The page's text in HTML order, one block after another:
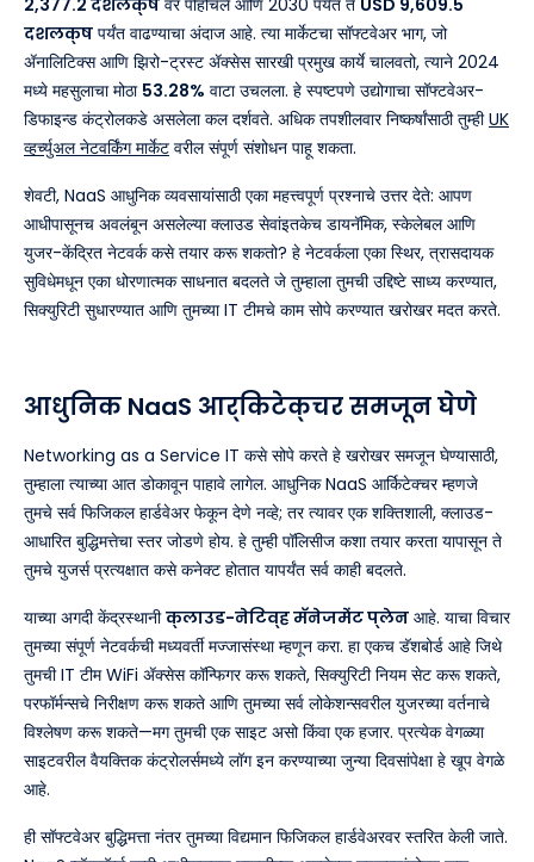
दशलक्ष पर्यंत वाढण्याचा अंदाज आहे. त्या मार्केटचा सॉफ्टवेअर भाग, जो
ॲनालिटिक्स आणि झिरो-ट्रस्ट ॲक्सेस सारखी प्रमुख कार्ये चालवतो, त्याने 2024
मध्ये महसुलाचा मोठा 53.28% वाटा उचलला. हे स्पष्टपणे उद्योगाचा सॉफ्टवेअर-
डिफाइन्ड कंट्रोलकडे असलेला कल दर्शवते. अधिक तपशीलवार निष्कर्षांसाठी तुम्हीUK
व्हर्च्युअल नेटवर्किंग मार्केट वरील संपूर्ण संशोधन पाहू शकता.
शेवटी, NaaS आधुनिक व्यवसायांसाठी एका महत्त्वपूर्ण प्रश्नाचे उत्तर देते: आपण
आधीपासूनच अवलंबून असलेल्या क्लाउड सेवांइतकेच डायनॅमिक, स्केलेबल आणि
युजर-केंद्रित नेटवर्क कसे तयार करू शकतो? हे नेटवर्कला एका स्थिर, त्रासदायक
सुविधेमधून एका धोरणात्मक साधनात बदलते जे तुम्हाला तुमची उद्दिष्टे साध्य करण्यात,
सिक्युरिटी सुधारण्यात आणि तुमच्या IT टीमचे काम सोपे करण्यात खरोखर मदत करते.
आधुनिक NaaS आर्किटेक्चर समजून घेणे
Networking as a Service IT कसे सोपे करते हे खरोखर समजून घेण्यासाठी,
तुम्हाला त्याच्या आत डोकावून पाहावे लागेल. आधुनिक NaaS आर्किटेक्चर म्हणजे
तुमचे सर्व फिजिकल हार्डवेअर फेकून देणे नव्हे; तर त्यावर एक शक्तिशाली, क्लाउड-
आधारित बुद्धिमत्तेचा स्तर जोडणे होय. हे तुम्ही पॉलिसीज कशा तयार करता यापासून ते
तुमचे युजर्स प्रत्यक्षात कसे कनेक्ट होतात यापर्यंत सर्व काही बदलते.
याच्या अगदी केंद्रस्थानीक्लाउड-नेटिव्ह मॅनेजमेंट प्लेन आहे. याचा विचार
तुमच्या संपूर्ण नेटवर्कची मध्यवर्ती मज्जासंस्था म्हणून करा. हा एकच डॅशबोर्ड आहे जिथे
तुमची IT टीम WiFi ॲक्सेस कॉन्फिगर करू शकते, सिक्युरिटी नियम सेट करू शकते,
परफॉर्मन्सचे निरीक्षण करू शकते आणि तुमच्या सर्व लोकेशन्सवरील युजरच्या वर्तनाचे
विश्लेषण करू शकते—मग तुमची एक साइट असो किंवा एक हजार. प्रत्येक वेगळ्या
साइटवरील वैयक्तिक कंट्रोलर्समध्ये लॉग इन करण्याच्या जुन्या दिवसांपेक्षा हे खूप वेगळे
आहे.
ही सॉफ्टवेअर बुद्धिमत्ता नंतर तुमच्या विद्यमान फिजिकल हार्डवेअरवर स्तरित केली जाते.